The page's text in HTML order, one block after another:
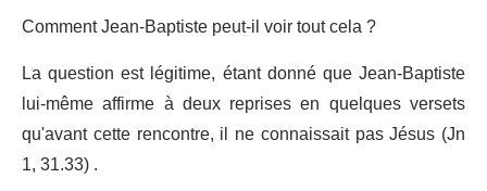
Comment Jean-Baptiste peut-il voir tout cela ?
La question est légitime, étant donné que Jean-Baptiste
lui-même affirme à deux reprises en quelques versets
qu'avant cette rencontre, il ne connaissait pas Jésus (Jn
1, 31.33) .